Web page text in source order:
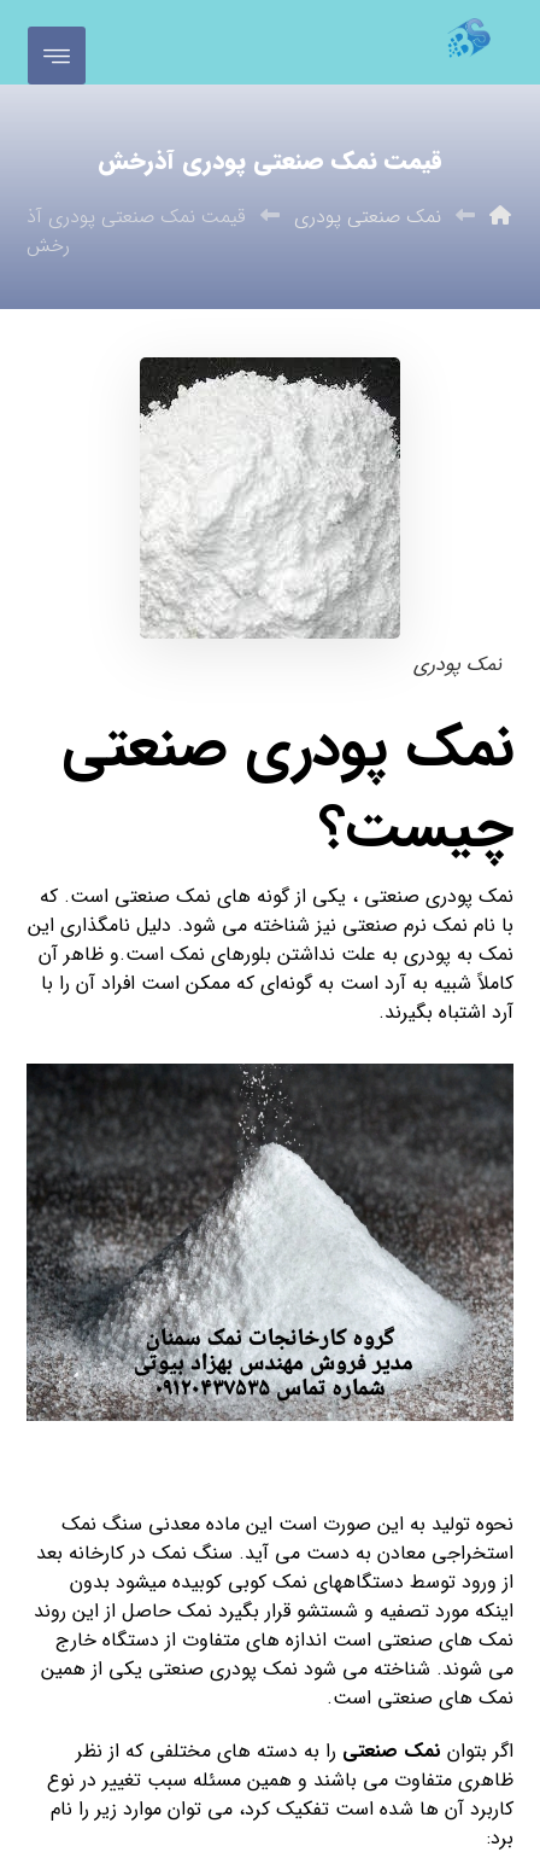
قیمت نمک صنعتی پودری آذرخش
نمک صنعتی پودری
قیمت نمک صنعتی پودری آذ
رخش
نمک پودری
نمک پودری صنعتی
چیست؟
نمک پودری صنعتی ، یکی از گونه های نمک صنعتی است. که
با نام نمک نرم صنعتی نیز شناخته می شود. دلیل نامگذاری این
نمک به پودری به علت نداشتن بلورهای نمک است.و ظاهر آن
کاملاً شبیه به آرد است به گونه‌ای که ممکن است افراد آن را با
آرد اشتباه بگیرند.
نحوه تولید به این صورت است این ماده معدنی سنگ نمک
استخراجی معادن به دست می آید. سنگ نمک در کارخانه بعد
از ورود توسط دستگاههای نمک کوبی کوبیده میشود بدون
اینکه مورد تصفیه و شستشو قرار بگیرد نمک حاصل از این روند
نمک های صنعتی است اندازه های متفاوت از دستگاه خارج
می شوند. شناخته می شود نمک پودری صنعتی یکی از همین
نمک های صنعتی است.
اگر بتوان نمک صنعتی را به دسته های مختلفی که از نظر
ظاهری متفاوت می باشند و همین مسئله سبب تغییر در نوع
کاربرد آن ها شده است تفکیک کرد، می توان موارد زیر را نام
برد: